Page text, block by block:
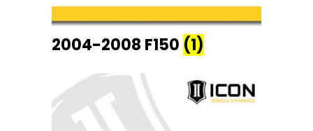
2004-2008 F150 (1)